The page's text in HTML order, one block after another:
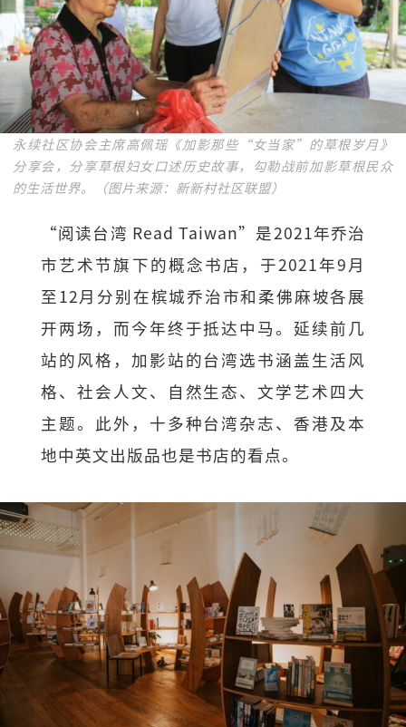
永续社区协会主席高佩瑶《加影那些“女当家”的草根岁月》
分享会，分享草根妇女口述历史故事，勾勒战前加影草根民众
的生活世界。（图片来源：新新村社区联盟）
“阅读台湾 Read Taiwan”是2021年乔治
市艺术节旗下的概念书店，于2021年9月
至12月分别在槟城乔治市和柔佛麻坡各展
开两场，而今年终于抵达中马。延续前几
站的风格，加影站的台湾选书涵盖生活风
格、社会人文、自然生态、文学艺术四大
主题。此外，十多种台湾杂志、香港及本
地中英文出版品也是书店的看点。